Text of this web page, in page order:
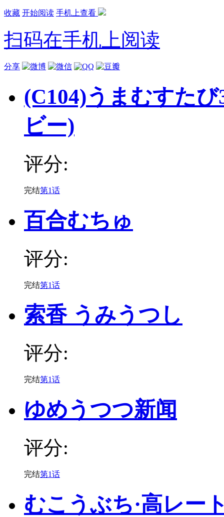
收藏 开始阅读 手机上查看
扫码在手机上阅读
分享
(C104)うまむすた
ビー)
评分:
完结第1话
百合むちゅ
评分:
完结第1话
索香 うみうつし
评分:
完结第1话
ゆめうつつ新闻
评分:
完结第1话
むこうぶち·高レー